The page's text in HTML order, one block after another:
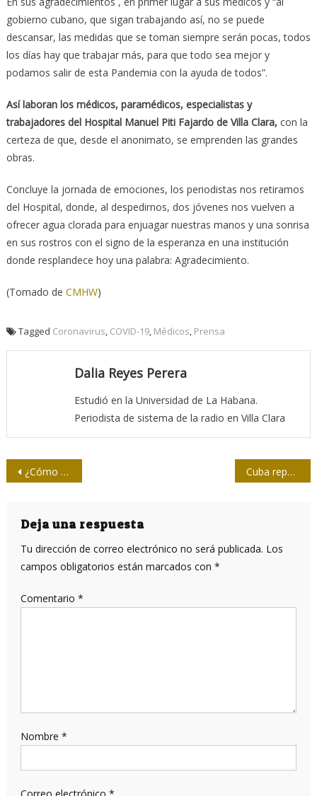
gobierno cubano, que sigan trabajando así, no se puede
descansar, las medidas que se toman siempre serán pocas, todos
los días hay que trabajar más, para que todo sea mejor y
podamos salir de esta Pandemia con la ayuda de todos”.
Así laboran los médicos, paramédicos, especialistas y
trabajadores del Hospital Manuel Piti Fajardo de Villa Clara, con la
certeza de que, desde el anonimato, se emprenden las grandes
obras.
Concluye la jornada de emociones, los periodistas nos retiramos
del Hospital, donde, al despedirnos, dos jóvenes nos vuelven a
ofrecer agua clorada para enjuagar nuestras manos y una sonrisa
en sus rostros con el signo de la esperanza en una institución
donde resplandece hoy una palabra: Agradecimiento.
(Tomado de CMHW)
Tagged Coronavirus, COVID-19, Médicos, Prensa
Dalia Reyes Perera
Estudió en la Universidad de La Habana.
Periodista de sistema de la radio en Villa Clara
Navegación
entradas
¿Cómo reportar desde casa durante la cuarentena? Cuba reporta el primer paciente recuperado de la COVID-19
Deja una respuesta
Tu dirección de correo electrónico no será publicada. Los
campos obligatorios están marcados con *
Comentario *
Nombre *